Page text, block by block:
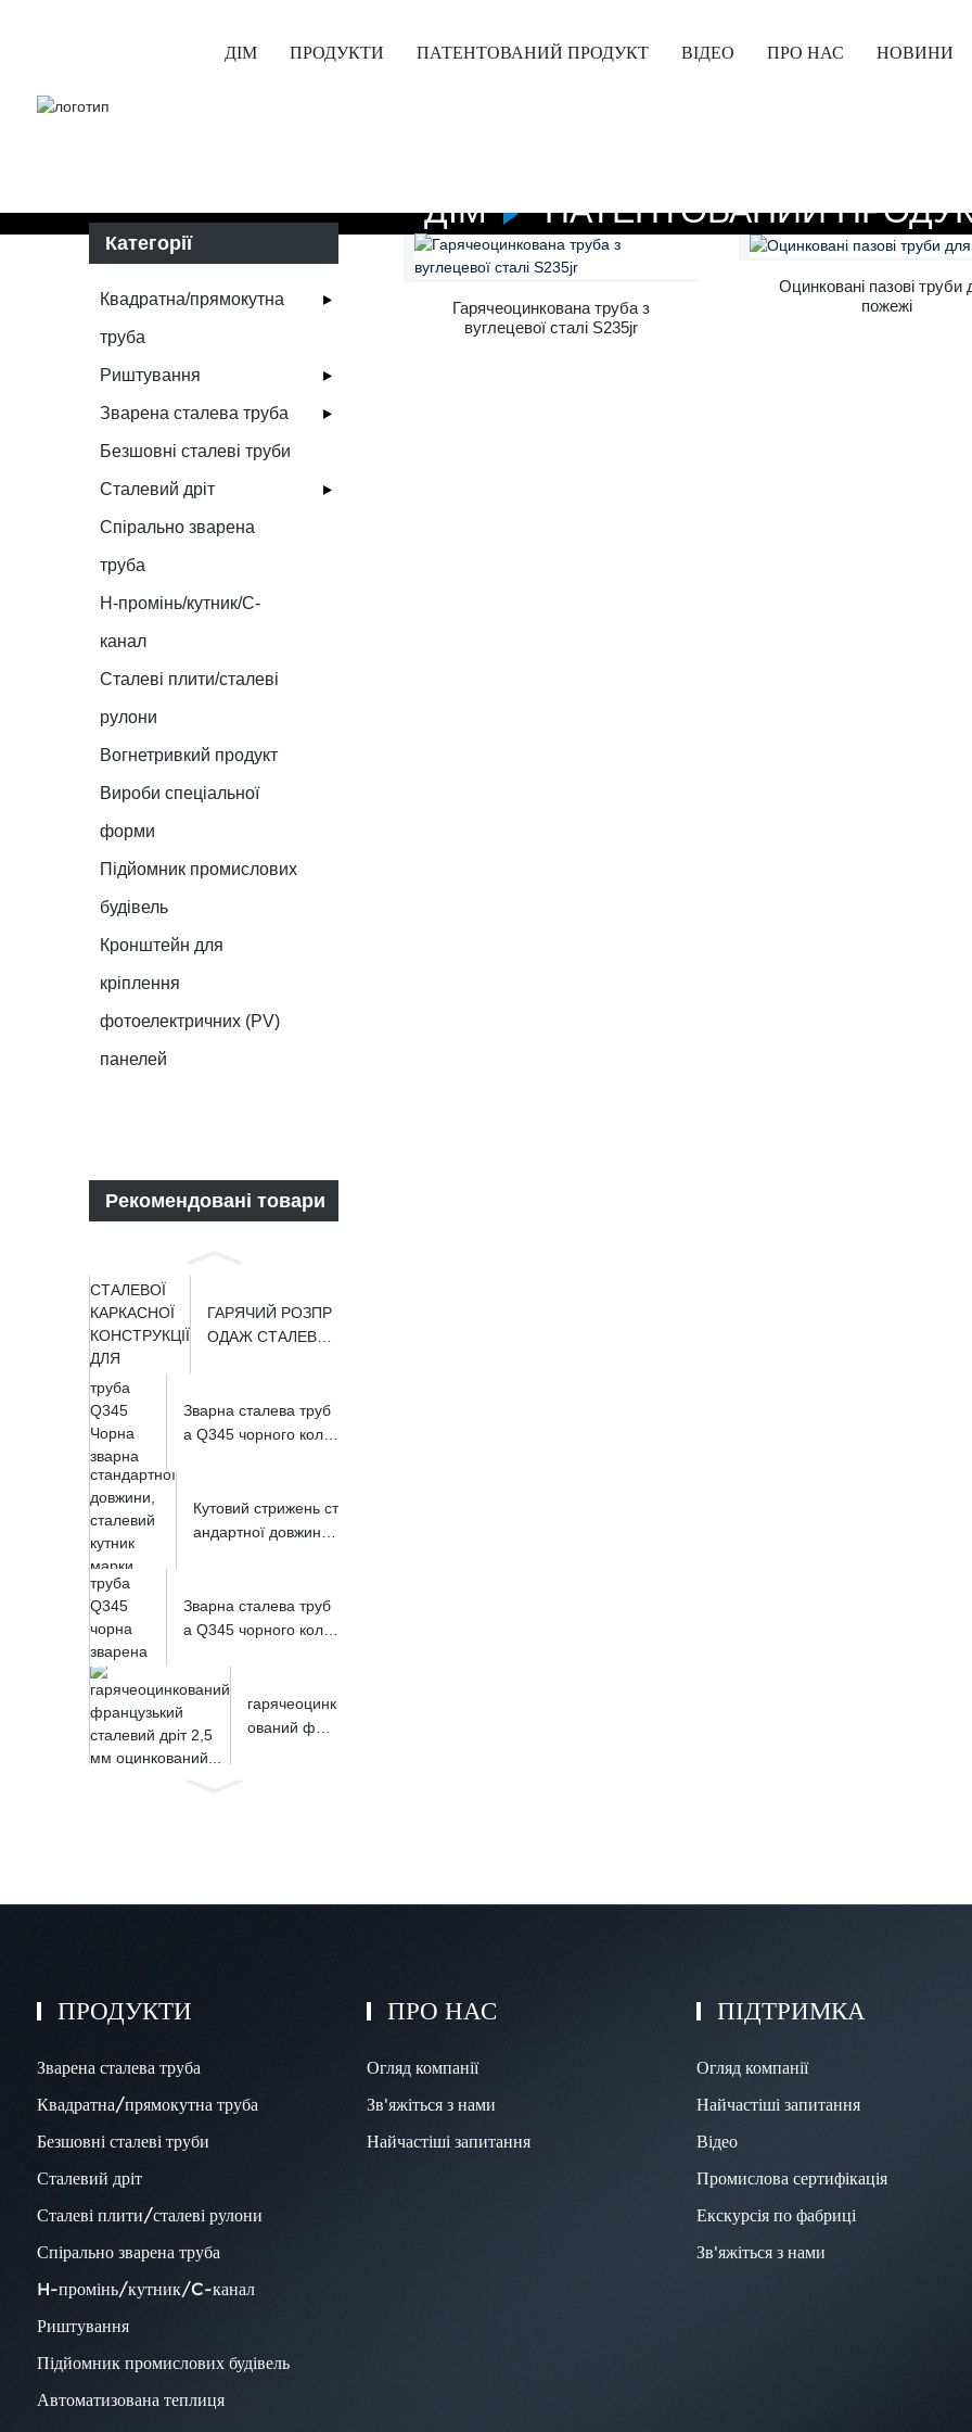
ДІМ ПРОДУКТИ ПАТЕНТОВАНИЙ ПРОДУКТ ВІДЕО ПРО НАС НОВИНИ
ДІМ ПАТЕНТОВАНИЙ
Категорії
Квадратна/прямокутна
труба
Риштування
Зварена сталева труба
Безшовні сталеві труби
Сталевий дріт
Спірально зварена
труба
H-промінь/кутник/C-
канал
Сталеві плити/сталеві
рулони
Вогнетривкий продукт
Вироби спеціальної
форми
Підйомник промислових
будівель
Кронштейн для
кріплення
фотоелектричних (PV)
панелей
Рекомендовані товари
ГАРЯЧИЙ РОЗПР
ОДАЖ СТАЛЕВОЇ
Зварна сталева труб
а Q345 чорного коль
Кутовий стрижень ст
андартної довжин
Зварна сталева труб
а Q345 чорного коль
гарячеоцинк
ований фра
Гарячеоцинкована труба з
вуглецевої сталі S235jr
Оцинковані пазові труби
пожежі
ПРОДУКТИ
Зварена сталева труба
Квадратна/прямокутна труба
Безшовні сталеві труби
Сталевий дріт
Сталеві плити/сталеві рулони
Спірально зварена труба
H-промінь/кутник/C-канал
Риштування
Підйомник промислових будівель
Автоматизована теплиця
ПРО НАС
Огляд компанії
Зв'яжіться з нами
Найчастіші запитання
ПІДТРИМКА
Огляд компанії
Найчастіші запитання
Відео
Промислова сертифікація
Екскурсія по фабриці
Зв'яжіться з нами